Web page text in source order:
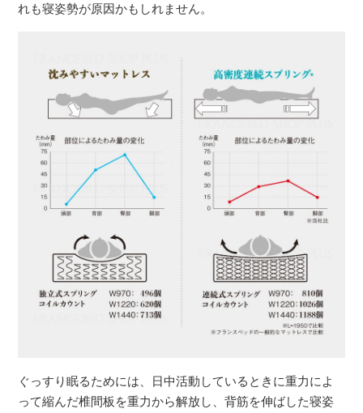
れも寝姿勢が原因かもしれません。
ぐっすり眠るためには、日中活動しているときに重力によ
って縮んだ椎間板を重力から解放し、背筋を伸ばした寝姿